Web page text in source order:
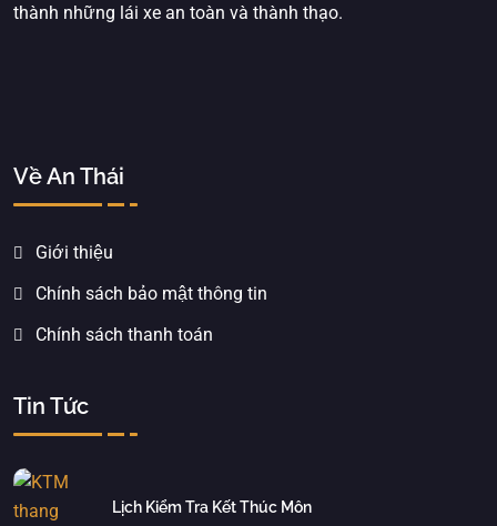
thành những lái xe an toàn và thành thạo.
Về An Thái
Giới thiệu
Chính sách bảo mật thông tin
Chính sách thanh toán
Tin Tức
Lịch Kiểm Tra Kết Thúc Môn